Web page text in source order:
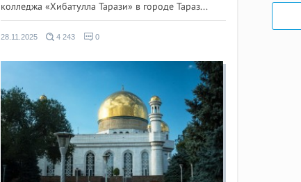
колледжа «Хибатулла Тарази» в городе Тараз...
28.11.2025 4 243 0